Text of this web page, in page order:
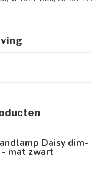
Daisy dim-
mat zwart